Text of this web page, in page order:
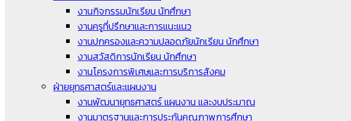
งานกิจกรรมนักเรียน นักศึกษา
งานครูที่ปรึกษาและการแนะแนว
งานปกครองและความปลอดภัยนักเรียน นักศึกษา
งานสวัสดิการนักเรียน นักศึกษา
งานโครงการพิเศษและการบริการสังคม
ฝ่ายยุทธศาสตร์และแผนงาน
งานพัฒนายุทธศาสตร์ แผนงาน และงบประมาณ
งานมาตรฐานและการประกันคุณภาพการศึกษา